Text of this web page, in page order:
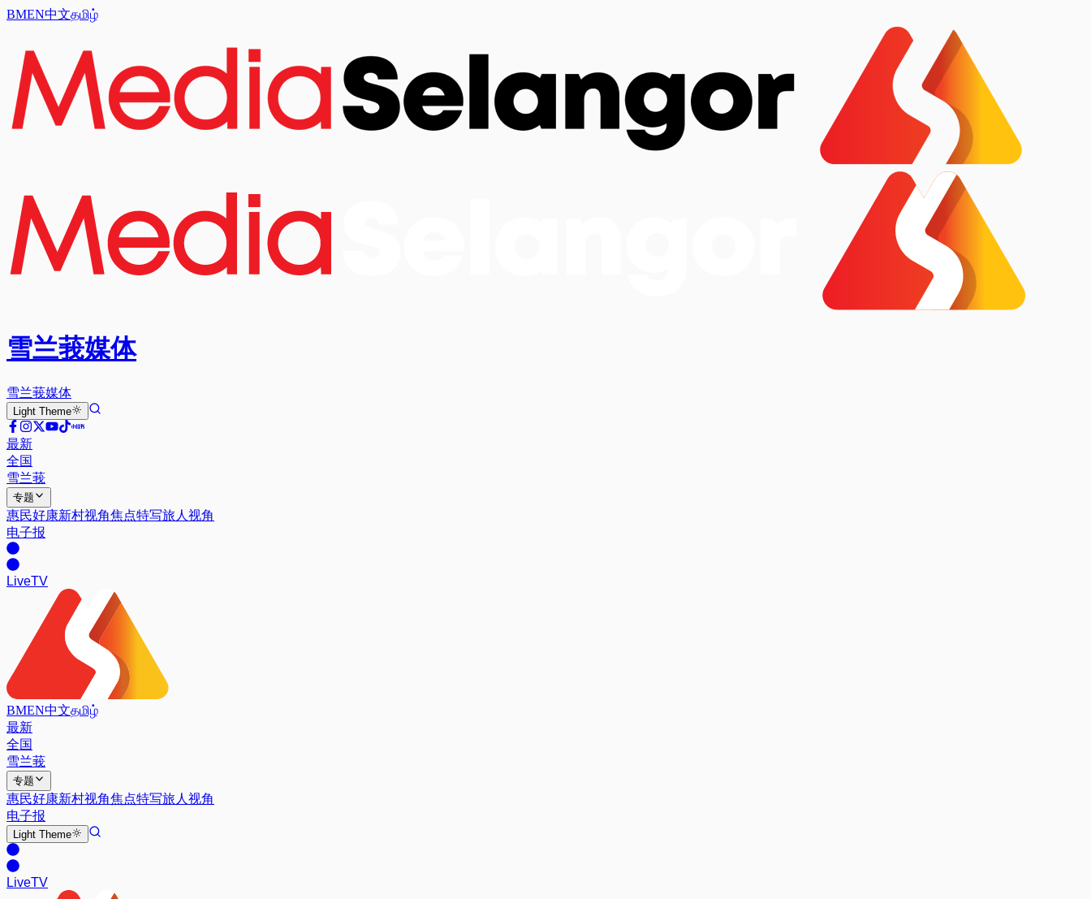
BMEN中文தமிழ்
雪兰莪媒体
雪兰莪媒体
Light Theme
最新
全国
雪兰莪
专题
惠民好康新村视角焦点特写旅人视角
电子报
LiveTV
BMEN中文தமிழ்
最新
全国
雪兰莪
专题
惠民好康新村视角焦点特写旅人视角
电子报
Light Theme
LiveTV